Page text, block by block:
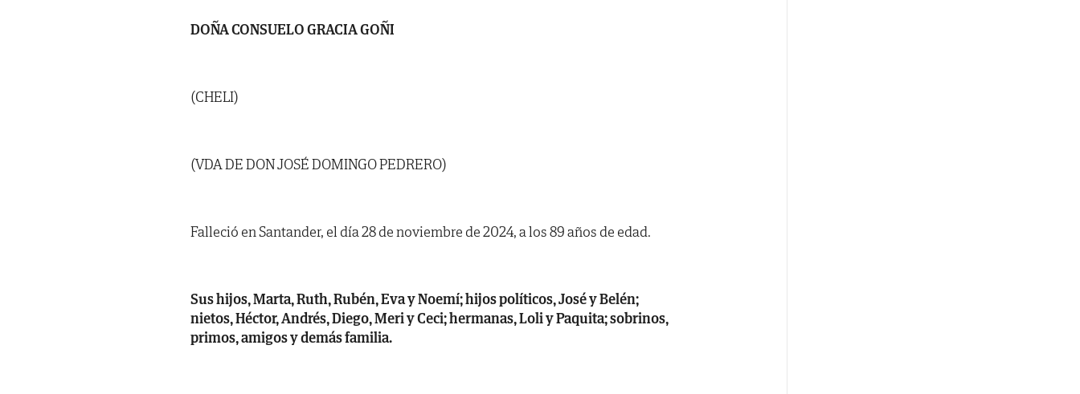
DOÑA CONSUELO GRACIA GOÑI
(CHELI)
(VDA DE DON JOSÉ DOMINGO PEDRERO)
Falleció en Santander, el día 28 de noviembre de 2024, a los 89 años de edad.
Sus hijos, Marta, Ruth, Rubén, Eva y Noemí; hijos políticos, José y Belén;
nietos, Héctor, Andrés, Diego, Meri y Ceci; hermanas, Loli y Paquita; sobrinos,
primos, amigos y demás familia.